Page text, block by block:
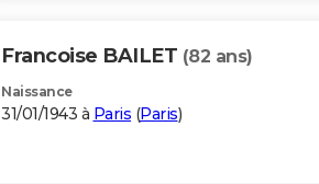
Francoise BAILET (82 ans)
Naissance
31/01/1943 à Paris (Paris)